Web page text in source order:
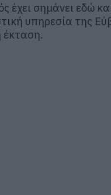
έχει σημάνει εδώ
υπηρεσία της
έκταση.